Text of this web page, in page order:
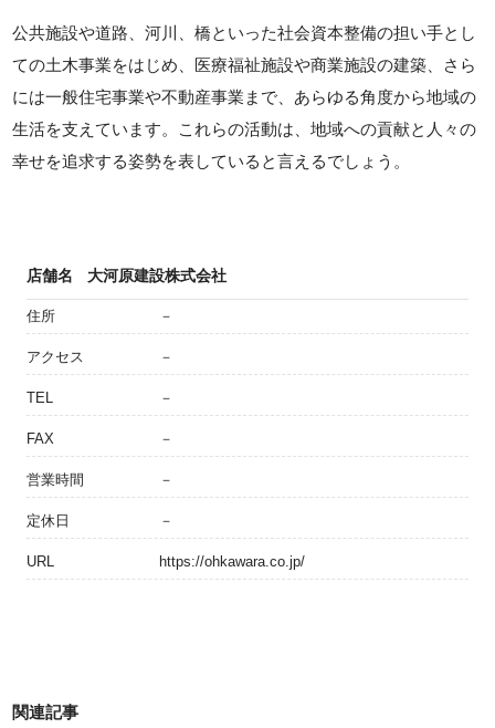
公共施設や道路、河川、橋といった社会資本整備の担い手とし
ての土木事業をはじめ、医療福祉施設や商業施設の建築、さら
には一般住宅事業や不動産事業まで、あらゆる角度から地域の
生活を支えています。これらの活動は、地域への貢献と人々の
幸せを追求する姿勢を表していると言えるでしょう。
店舗名 大河原建設株式会社
住所 －
アクセス －
TEL －
FAX －
営業時間 －
定休日 －
URL https://ohkawara.co.jp/
関連記事